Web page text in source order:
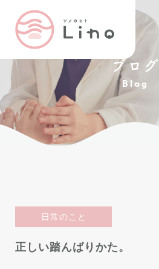
ブログ
Blog
日常のこと
正しい踏んばりかた。